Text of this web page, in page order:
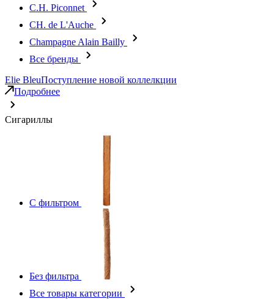
C.H. Piconnet
CH. de L'Auche
Champagne Alain Bailly
Все бренды
Elie BleuПоступление новой коллелкции
Подробнее
Сигариллы
С фильтром
Без фильтра
Все товары категории